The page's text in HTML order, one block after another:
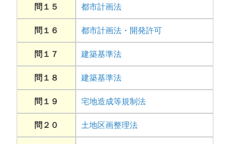
問１５ 都市計画法
問１６ 都市計画法・開発許可
問１７ 建築基準法
問１８ 建築基準法
問１９ 宅地造成等規制法
問２０ 土地区画整理法